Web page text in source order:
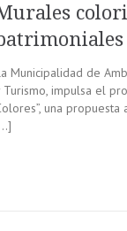
Municipalidad de
Turismo, impulsa el
una